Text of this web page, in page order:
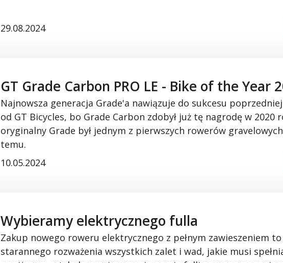
29.08.2024
GT Grade Carbon PRO LE - Bike of the Year
Najnowsza generacja Grade'a nawiązuje do sukcesu
od GT Bicycles, bo Grade Carbon zdobył już tę nagrodę w 2020
oryginalny Grade był jednym z pierwszych rowerów gravelowych
temu.
10.05.2024
Wybieramy elektrycznego fulla
Zakup nowego roweru elektrycznego z pełnym zawieszeniem
starannego rozważenia wszystkich zalet i wad, jakie musi